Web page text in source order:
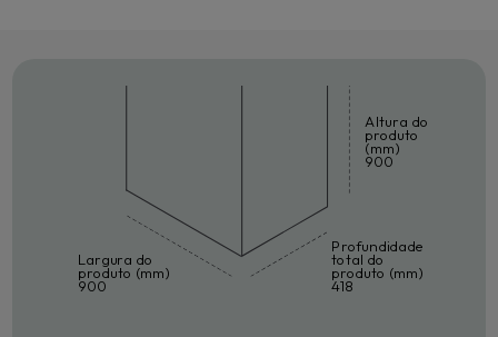
Altura do
produto
(mm)
900
Profundidade
total do
produto (mm)
418
Largura do
produto (mm)
900